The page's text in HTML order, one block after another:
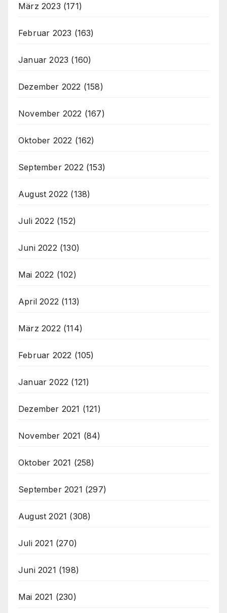
März 2023 (171)
Februar 2023 (163)
Januar 2023 (160)
Dezember 2022 (158)
November 2022 (167)
Oktober 2022 (162)
September 2022 (153)
August 2022 (138)
Juli 2022 (152)
Juni 2022 (130)
Mai 2022 (102)
April 2022 (113)
März 2022 (114)
Februar 2022 (105)
Januar 2022 (121)
Dezember 2021 (121)
November 2021 (84)
Oktober 2021 (258)
September 2021 (297)
August 2021 (308)
Juli 2021 (270)
Juni 2021 (198)
Mai 2021 (230)